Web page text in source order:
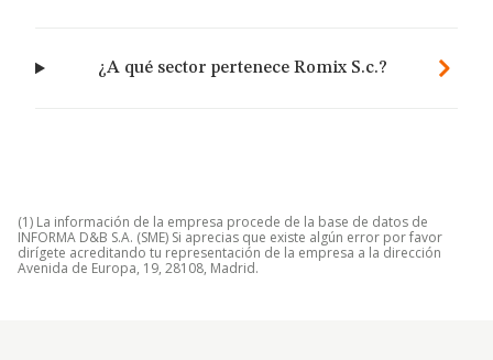
¿A qué sector pertenece Romix S.c.?
(1) La información de la empresa procede de la base de datos de
INFORMA D&B S.A. (SME) Si aprecias que existe algún error por favor
dirígete acreditando tu representación de la empresa a la dirección
Avenida de Europa, 19, 28108, Madrid.